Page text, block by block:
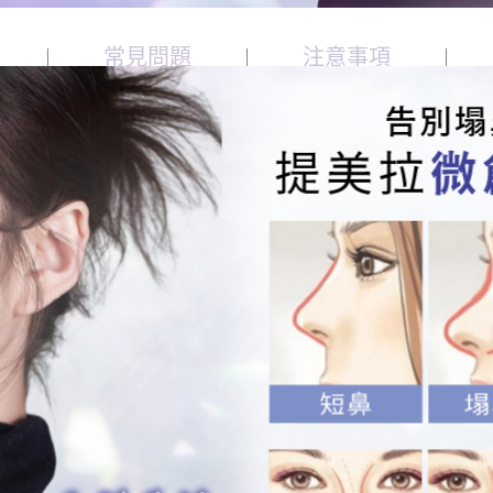
常見問題 注意事項